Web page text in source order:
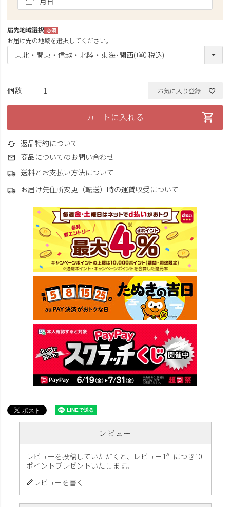
須)
届先地域選択
(必
須)
お届け先の地域を選択してください。
お気に入り登録
カートに入れる
返品特約について
商品についてのお問い合わせ
送料とお支払い方法について
お届け先住所変更（転送）時の運賃収受について
レビュー
レビューを投稿していただくと、レビュー1件につき10
ポイントプレゼントいたします。
レビューを書く